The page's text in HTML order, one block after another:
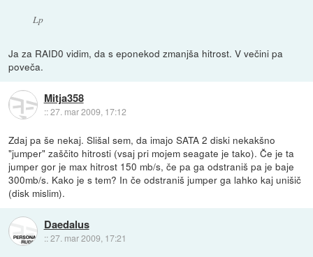
Lp
Ja za RAID0 vidim, da s eponekod zmanjša hitrost. V večini pa
poveča.
Mitja358
::27. mar 2009, 17:12
Zdaj pa še nekaj. Slišal sem, da imajo SATA 2 diski nekakšno
"jumper" zaščito hitrosti (vsaj pri mojem seagate je tako). Če je ta
jumper gor je max hitrost 150 mb/s, če pa ga odstraniš pa je baje
300mb/s. Kako je s tem? In če odstraniš jumper ga lahko kaj unišič
(disk mislim).
Daedalus
::27. mar 2009, 17:21